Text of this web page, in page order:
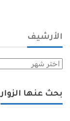
الأرشيف
الأرشيف
بحث عنها الزوار